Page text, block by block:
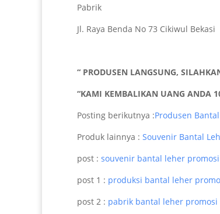
Pabrik
Jl. Raya Benda No 73 Cikiwul Bekasi
“ PRODUSEN LANGSUNG,
“KAMI KEMBALIKAN UANG ANDA
Posting berikutnya :Produsen
Produk lainnya : Souvenir Bantal
post : souvenir bantal leher
post 1 : produksi bantal leher
post 2 : pabrik bantal leher promosi